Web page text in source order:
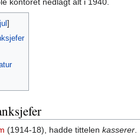
kontoret nedlagt alt i 1940.
(1914-18), hadde tittelenkasserer